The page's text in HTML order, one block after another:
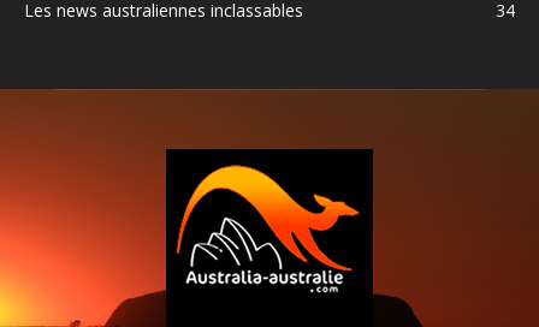
Les news australiennes inclassables
34